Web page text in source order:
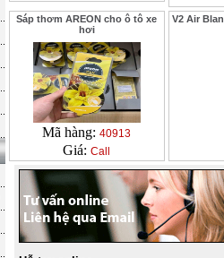
Sáp thơm AREON cho ô tô xe
hơi
Mã hàng:40913
Giá:Call
V2 Air